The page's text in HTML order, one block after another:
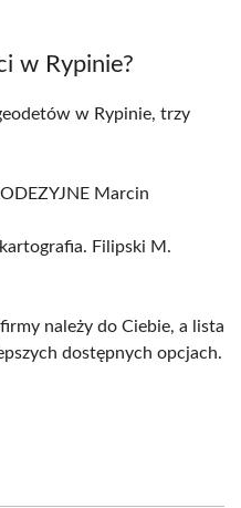
w Rypinie?
w Rypinie, trzy
Marcin
Filipski M.
należy do Ciebie, a lista
dostępnych opcjach.